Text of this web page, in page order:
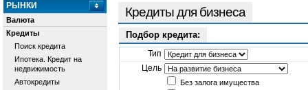
РЫНКИ
Валюта
Кредиты
Поиск кредита
Ипотека. Кредит на
недвижимость
Автокредиты
Кредиты для бизнеса
Подбор кредита:
Тип
Цель
Без залога имущества